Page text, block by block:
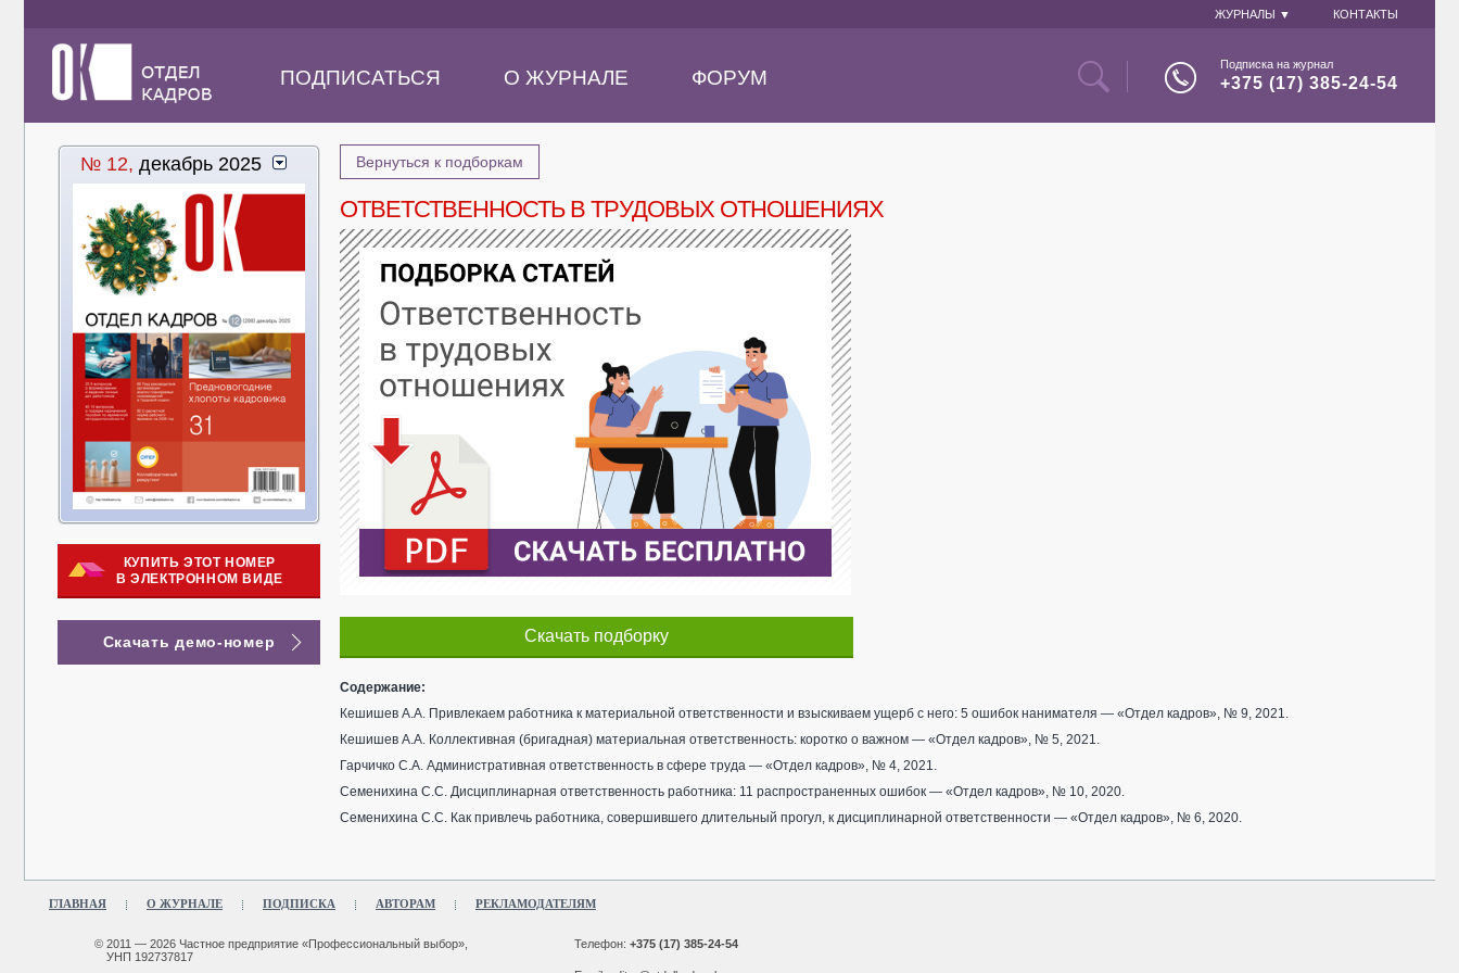
ЖУРНАЛЫ ▼ КОНТАКТЫ
ПОДПИСАТЬСЯ О ЖУРНАЛЕ ФОРУМ
Подписка на журнал
+375 (17) 385-24-54
№ 12, декабрь 2025
КУПИТЬ ЭТОТ НОМЕР
В ЭЛЕКТРОННОМ ВИДЕ
Скачать демо-номер
Вернуться к подборкам
ОТВЕТСТВЕННОСТЬ В ТРУДОВЫХ ОТНОШЕНИЯХ
Скачать подборку
Содержание:
Кешишев А.А. Привлекаем работника к материальной ответственности и взыскиваем ущерб с него: 5 ошибок нанимателя — «Отдел кадров», № 9, 2021.
Кешишев А.А. Коллективная (бригадная) материальная ответственность: коротко о важном — «Отдел кадров», № 5, 2021.
Гарчичко С.А. Административная ответственность в сфере труда — «Отдел кадров», № 4, 2021.
Семенихина С.С. Дисциплинарная ответственность работника: 11 распространенных ошибок — «Отдел кадров», № 10, 2020.
Семенихина С.С. Как привлечь работника, совершившего длительный прогул, к дисциплинарной ответственности — «Отдел кадров», № 6, 2020.
ГЛАВНАЯ О ЖУРНАЛЕ ПОДПИСКА АВТОРАМ РЕКЛАМОДАТЕЛЯМ
© 2011 — 2026 Частное предприятие «Профессиональный выбор»,
УНП 192737817
Телефон: +375 (17) 385-24-54